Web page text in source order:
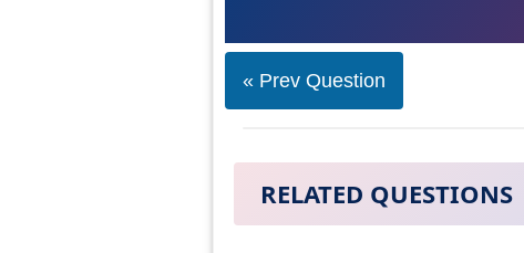
« Prev Question
RELATED QUESTIONS